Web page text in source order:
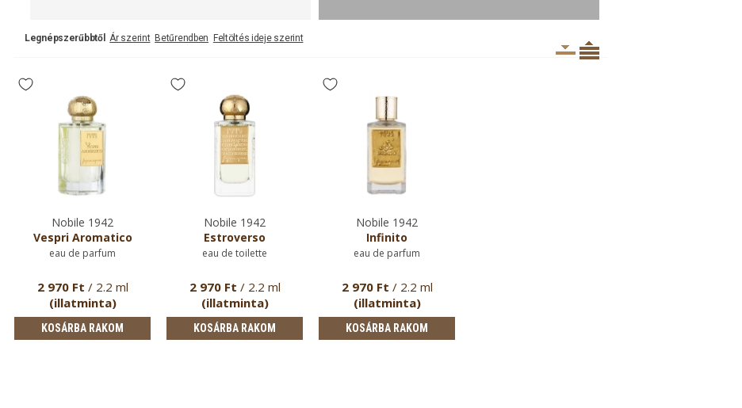
Legnépszerűbbtől Ár szerint Betűrendben Feltöltés ideje szerint
Nobile 1942
Vespri Aromatico
eau de parfum
2 970 Ft / 2.2 ml
(illatminta)
KOSÁRBA RAKOM
Nobile 1942
Estroverso
eau de toilette
2 970 Ft / 2.2 ml
(illatminta)
KOSÁRBA RAKOM
Nobile 1942
Infinito
eau de parfum
2 970 Ft / 2.2 ml
(illatminta)
KOSÁRBA RAKOM